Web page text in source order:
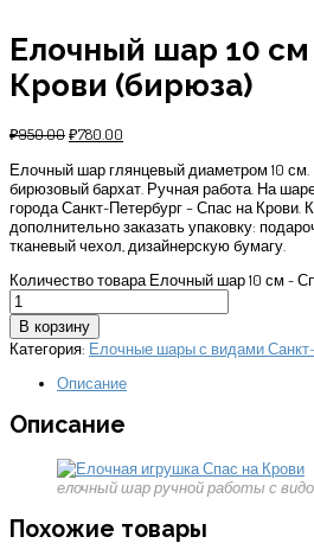
Елочный шар 10
Крови (бирюза)
₽950.00₽780.00
Елочный шар глянцевый диаметром 10
бирюзовый бархат. Ручная работа. На
города Санкт-Петербург – Спас на Крови.
дополнительно заказать упаковку:
тканевый чехол, дизайнерскую бумагу.
Количество товара Елочный шар 10 см -
В корзину
Категория: Елочные шары с видами
Описание
Описание
елочный шар ручной работы с
Похожие товары